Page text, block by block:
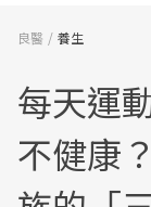
良醫 養生
每天運
不健康